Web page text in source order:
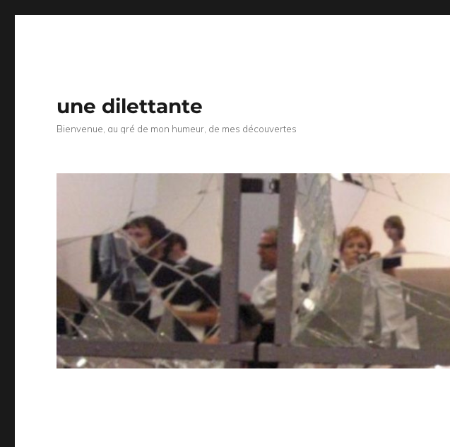
une dilettante
Bienvenue, au gré de mon humeur, de mes découvertes